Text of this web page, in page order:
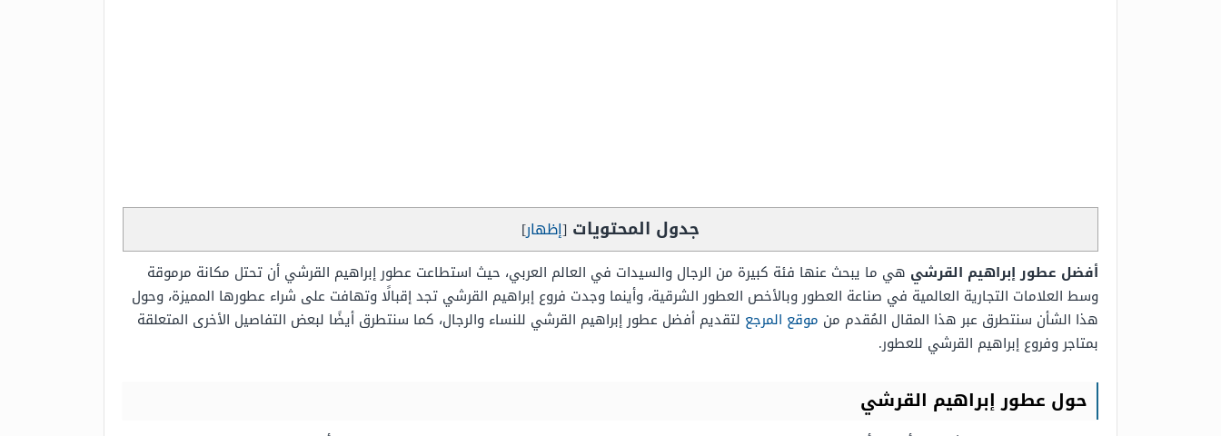
جدول المحتويات [إظهار]
أفضل عطور إبراهيم القرشي هي ما يبحث عنها فئة كبيرة من الرجال والسيدات في العالم العربي، حيث استطاعت عطور إبراهيم القرشي أن تحتل مكانة مرموقة
وسط العلامات التجارية العالمية في صناعة العطور وبالأخص العطور الشرقية، وأينما وجدت فروع إبراهيم القرشي تجد إقبالًا وتهافت على شراء عطورها المميزة، وحول
هذا الشأن سنتطرق عبر هذا المقال المُقدم من موقع المرجع لتقديم أفضل عطور إبراهيم القرشي للنساء والرجال، كما سنتطرق أيضًا لبعض التفاصيل الأخرى المتعلقة
بمتاجر وفروع إبراهيم القرشي للعطور.
حول عطور إبراهيم القرشي